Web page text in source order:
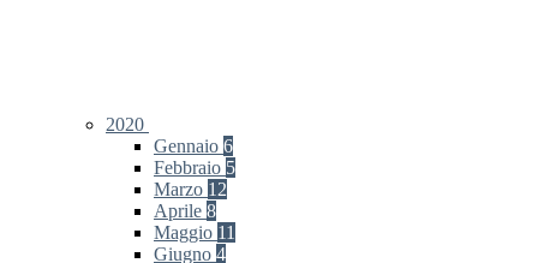
2020
Gennaio 6
Febbraio 5
Marzo 12
Aprile 8
Maggio 11
Giugno 4